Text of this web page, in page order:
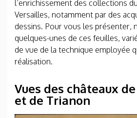
l’enrichissement des collections
Versailles, notamment par des
dessins. Pour vous les présenter,
quelques-unes de ces feuilles,
de vue de la technique employée
réalisation.
Vues des châteaux
et de Trianon